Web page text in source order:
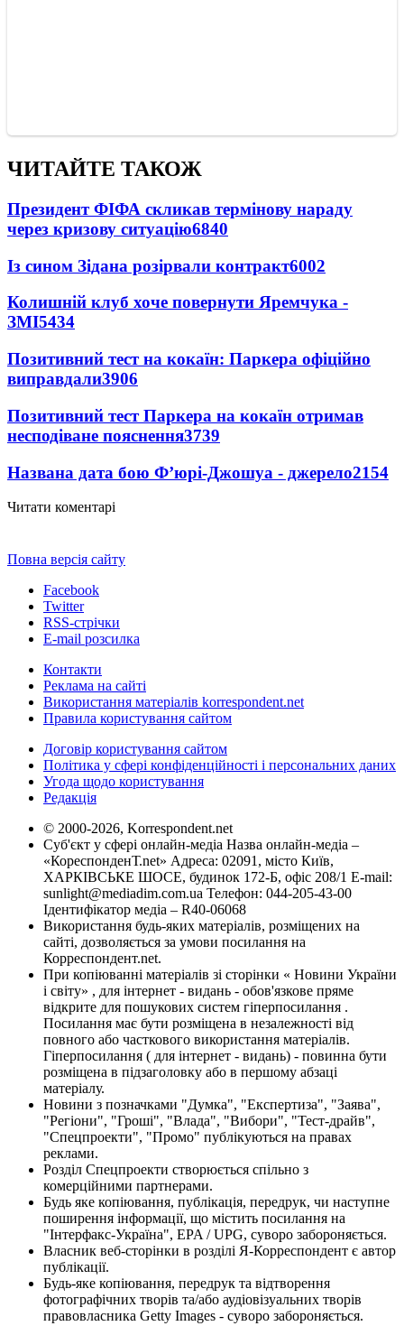
ЧИТАЙТЕ ТАКОЖ
Президент ФІФА скликав термінову нараду
через кризову ситуацію6840
Із сином Зідана розірвали контракт6002
Колишній клуб хоче повернути Яремчука -
ЗМІ5434
Позитивний тест на кокаїн: Паркера офіційно
виправдали3906
Позитивний тест Паркера на кокаїн отримав
несподіване пояснення3739
Названа дата бою Ф’юрі-Джошуа - джерело2154
Читати коментарі
Повна версія сайту
Facebook
Twitter
RSS-стрічки
E-mail розсилка
Контакти
Реклама на сайті
Використання матеріалів korrespondent.net
Правила користування сайтом
Договір користування сайтом
Політика у сфері конфіденційності і персональних даних
Угода щодо користування
Редакція
© 2000-2026, Korrespondent.net
Суб'єкт у сфері онлайн-медіа Назва онлайн-медіа –
«КореспонденТ.net» Адреса: 02091, місто Київ,
ХАРКІВСЬКЕ ШОСЕ, будинок 172-Б, офіс 208/1 E-mail:
sunlight@mediadim.com.ua Телефон: 044-205-43-00
Ідентифікатор медіа – R40-06068
Використання будь-яких матеріалів, розміщених на
сайті, дозволяється за умови посилання на
Корреспондент.net.
При копіюванні матеріалів зі сторінки « Новини України
і світу» , для інтернет - видань - обов'язкове пряме
відкрите для пошукових систем гіперпосилання .
Посилання має бути розміщена в незалежності від
повного або часткового використання матеріалів.
Гіперпосилання ( для інтернет - видань) - повинна бути
розміщена в підзаголовку або в першому абзаці
матеріалу.
Новини з позначками "Думка", "Експертиза", "Заява",
"Регіони", "Гроші", "Влада", "Вибори", "Тест-драйв",
"Спецпроекти", "Промо" публікуються на правах
реклами.
Розділ Спецпроекти створюється спільно з
комерційними партнерами.
Будь яке копіювання, публікація, передрук, чи наступне
поширення інформації, що містить посилання на
"Інтерфакс-Україна", EPA / UPG, суворо забороняється.
Власник веб-сторінки в розділі Я-Корреспондент є автор
публікації.
Будь-яке копіювання, передрук та відтворення
фотографічних творів та/або аудіовізуальних творів
правовласника Getty Images - суворо забороняється.